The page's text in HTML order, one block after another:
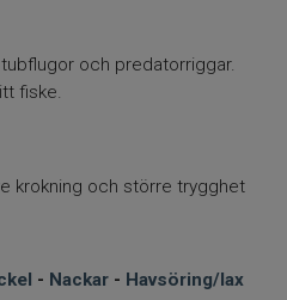
och predatorriggar.
fiske.
krokning och större trygghet
- Nackar- Havsöring/lax